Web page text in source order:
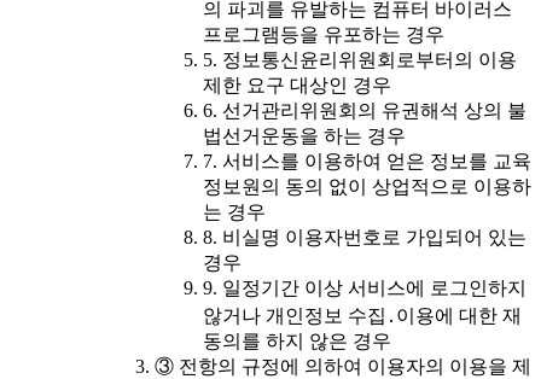
의 파괴를 유발하는 컴퓨터 바이러스
프로그램등을 유포하는 경우
5. 정보통신윤리위원회로부터의 이용
제한 요구 대상인 경우
6. 선거관리위원회의 유권해석 상의 불
법선거운동을 하는 경우
7. 서비스를 이용하여 얻은 정보를 교육
정보원의 동의 없이 상업적으로 이용하
는 경우
8. 비실명 이용자번호로 가입되어 있는
경우
9. 일정기간 이상 서비스에 로그인하지
않거나 개인정보 수집․이용에 대한 재
동의를 하지 않은 경우
③ 전항의 규정에 의하여 이용자의 이용을 제